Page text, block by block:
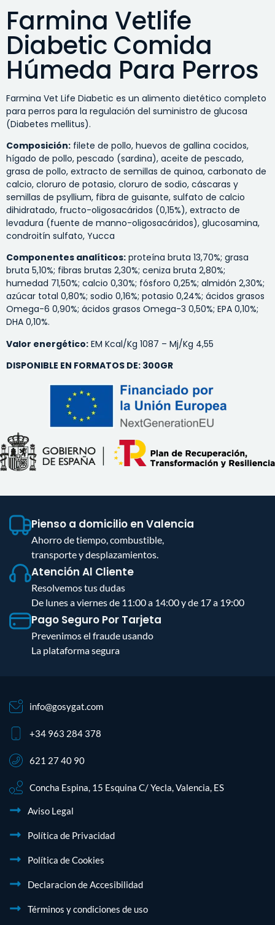
Farmina Vetlife
Diabetic Comida
Húmeda Para Perros
Farmina Vet Life Diabetic es un alimento dietético completo
para perros para la regulación del suministro de glucosa
(Diabetes mellitus).
Composición: filete de pollo, huevos de gallina cocidos,
hígado de pollo, pescado (sardina), aceite de pescado,
grasa de pollo, extracto de semillas de quinoa, carbonato de
calcio, cloruro de potasio, cloruro de sodio, cáscaras y
semillas de psyllium, fibra de guisante, sulfato de calcio
dihidratado, fructo-oligosacáridos (0,15%), extracto de
levadura (fuente de manno-oligosacáridos), glucosamina,
condroitín sulfato, Yucca
Componentes analíticos: proteína bruta 13,70%; grasa
bruta 5,10%; fibras brutas 2,30%; ceniza bruta 2,80%;
humedad 71,50%; calcio 0,30%; fósforo 0,25%; almidón 2,30%;
azúcar total 0,80%; sodio 0,16%; potasio 0,24%; ácidos grasos
Omega-6 0,90%; ácidos grasos Omega-3 0,50%; EPA 0,10%;
DHA 0,10%.
Valor energético: EM Kcal/Kg 1087 – Mj/Kg 4,55
DISPONIBLE EN FORMATOS DE: 300GR
Pienso a domicilio en Valencia
Ahorro de tiempo, combustible,
transporte y desplazamientos.
Atención Al Cliente
Resolvemos tus dudas
De lunes a viernes de 11:00 a 14:00 y de 17 a 19:00
Pago Seguro Por Tarjeta
Prevenimos el fraude usando
La plataforma segura
info@gosygat.com
+34 963 284 378
621 27 40 90
Concha Espina, 15 Esquina C/ Yecla, Valencia, ES
Aviso Legal
Política de Privacidad
Política de Cookies
Declaracion de Accesibilidad
Términos y condiciones de uso